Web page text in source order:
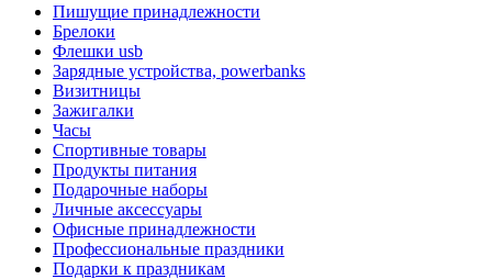
Пишущие принадлежности
Брелоки
Флешки usb
Зарядные устройства, powerbanks
Визитницы
Зажигалки
Часы
Спортивные товары
Продукты питания
Подарочные наборы
Личные аксессуары
Офисные принадлежности
Профессиональные праздники
Подарки к праздникам